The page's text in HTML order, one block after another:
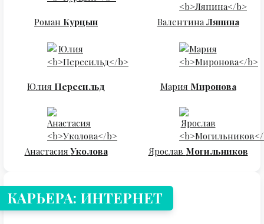
Роман Курцын Валентина Ляпина
Юлия Пересильд Мария Миронова
АнастасияУколова Ярослав Могильников
КАРЬЕРА: ИНТЕРНЕТ